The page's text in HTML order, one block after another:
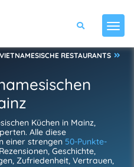
VIETNAMESISCHE RESTAURANTS
Küchen in Mainz,
Alle diese
einer strengen 50-Punkte-
Geschichte,
Zufriedenheit, Vertrauen,